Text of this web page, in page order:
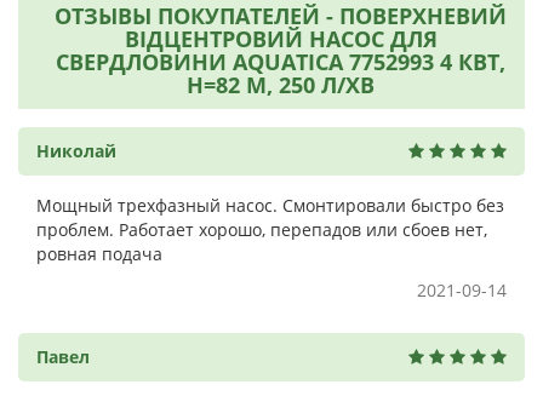
ОТЗЫВЫ ПОКУПАТЕЛЕЙ - ПОВЕРХНЕВИЙ
ВІДЦЕНТРОВИЙ НАСОС ДЛЯ
СВЕРДЛОВИНИ AQUATICA 7752993 4 КВТ,
H=82 М, 250 Л/ХВ
Николай
Мощный трехфазный насос. Смонтировали быстро без
проблем. Работает хорошо, перепадов или сбоев нет,
ровная подача
2021-09-14
Павел